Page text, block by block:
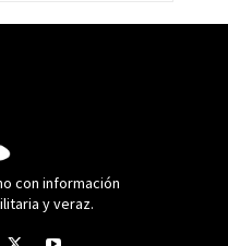
con información
y veraz.